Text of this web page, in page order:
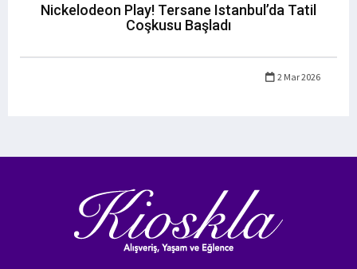
Nickelodeon Play! Tersane Istanbul’da Tatil
Coşkusu Başladı
2 Mar 2026